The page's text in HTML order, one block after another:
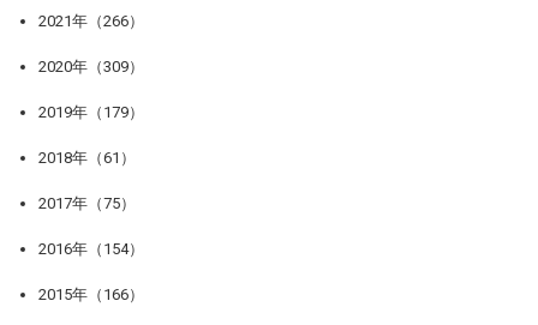
2021年（266）
2020年（309）
2019年（179）
2018年（61）
2017年（75）
2016年（154）
2015年（166）